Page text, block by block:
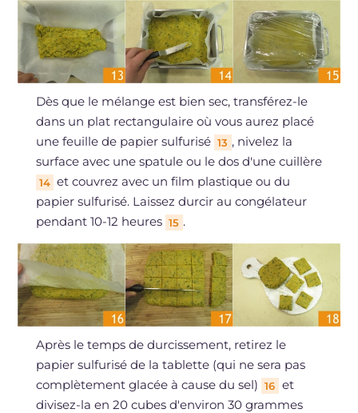
Dès que le mélange est bien sec, transférez-le
dans un plat rectangulaire où vous aurez placé
une feuille de papier sulfurisé 13 , nivelez la
surface avec une spatule ou le dos d'une cuillère
14 et couvrez avec un film plastique ou du
papier sulfurisé. Laissez durcir au congélateur
pendant 10-12 heures 15 .
Après le temps de durcissement, retirez le
papier sulfurisé de la tablette (qui ne sera pas
complètement glacée à cause du sel) 16 et
divisez-la en 20 cubes d'environ 30 grammes